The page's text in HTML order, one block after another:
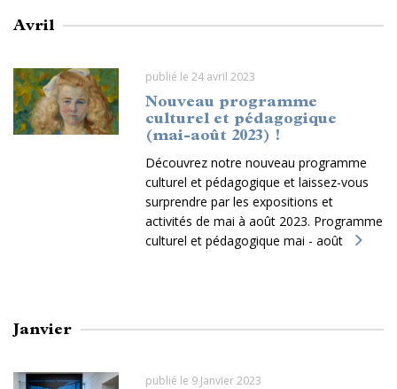
Avril
publié le 24 avril 2023
Nouveau programme
culturel et pédagogique
(mai-août 2023) !
Découvrez notre nouveau programme
culturel et pédagogique et laissez-vous
surprendre par les expositions et
activités de mai à août 2023. Programme
culturel et pédagogique mai - août
Janvier
publié le 9 Janvier 2023